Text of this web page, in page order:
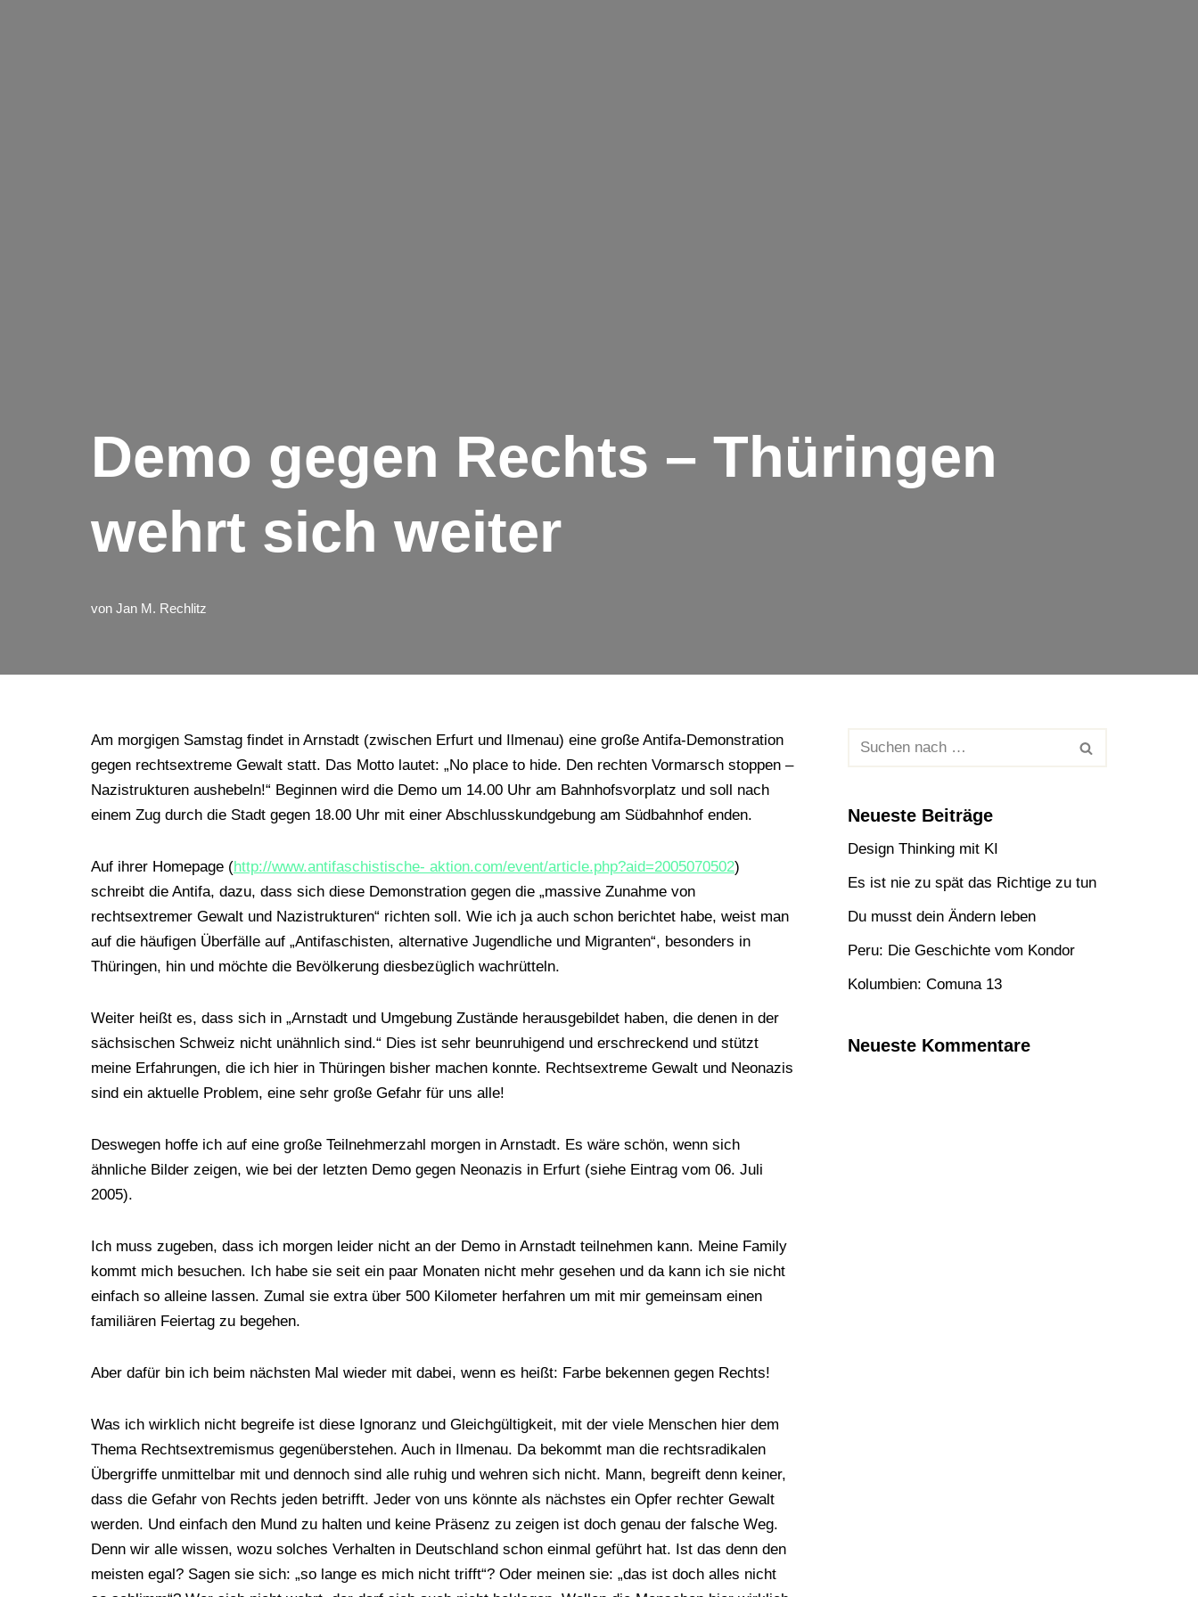
Demo gegen Rechts – Thüringen
wehrt sich weiter
von Jan M. Rechlitz
Am morgigen Samstag findet in Arnstadt (zwischen Erfurt und Ilmenau) eine große Antifa-Demonstration
gegen rechtsextreme Gewalt statt. Das Motto lautet: „No place to hide. Den rechten Vormarsch stoppen –
Nazistrukturen aushebeln!“ Beginnen wird die Demo um 14.00 Uhr am Bahnhofsvorplatz und soll nach
einem Zug durch die Stadt gegen 18.00 Uhr mit einer Abschlusskundgebung am Südbahnhof enden.
Auf ihrer Homepage (http://www.antifaschistische- aktion.com/event/article.php?aid=2005070502)
schreibt die Antifa, dazu, dass sich diese Demonstration gegen die „massive Zunahme von
rechtsextremer Gewalt und Nazistrukturen“ richten soll. Wie ich ja auch schon berichtet habe, weist man
auf die häufigen Überfälle auf „Antifaschisten, alternative Jugendliche und Migranten“, besonders in
Thüringen, hin und möchte die Bevölkerung diesbezüglich wachrütteln.
Weiter heißt es, dass sich in „Arnstadt und Umgebung Zustände herausgebildet haben, die denen in der
sächsischen Schweiz nicht unähnlich sind.“ Dies ist sehr beunruhigend und erschreckend und stützt
meine Erfahrungen, die ich hier in Thüringen bisher machen konnte. Rechtsextreme Gewalt und Neonazis
sind ein aktuelle Problem, eine sehr große Gefahr für uns alle!
Deswegen hoffe ich auf eine große Teilnehmerzahl morgen in Arnstadt. Es wäre schön, wenn sich
ähnliche Bilder zeigen, wie bei der letzten Demo gegen Neonazis in Erfurt (siehe Eintrag vom 06. Juli
2005).
Ich muss zugeben, dass ich morgen leider nicht an der Demo in Arnstadt teilnehmen kann. Meine Family
kommt mich besuchen. Ich habe sie seit ein paar Monaten nicht mehr gesehen und da kann ich sie nicht
einfach so alleine lassen. Zumal sie extra über 500 Kilometer herfahren um mit mir gemeinsam einen
familiären Feiertag zu begehen.
Aber dafür bin ich beim nächsten Mal wieder mit dabei, wenn es heißt: Farbe bekennen gegen Rechts!
Was ich wirklich nicht begreife ist diese Ignoranz und Gleichgültigkeit, mit der viele Menschen hier dem
Thema Rechtsextremismus gegenüberstehen. Auch in Ilmenau. Da bekommt man die rechtsradikalen
Übergriffe unmittelbar mit und dennoch sind alle ruhig und wehren sich nicht. Mann, begreift denn keiner,
dass die Gefahr von Rechts jeden betrifft. Jeder von uns könnte als nächstes ein Opfer rechter Gewalt
werden. Und einfach den Mund zu halten und keine Präsenz zu zeigen ist doch genau der falsche Weg.
Denn wir alle wissen, wozu solches Verhalten in Deutschland schon einmal geführt hat. Ist das denn den
meisten egal? Sagen sie sich: „so lange es mich nicht trifft“? Oder meinen sie: „das ist doch alles nicht
Neueste Beiträge
Design Thinking mit KI
Es ist nie zu spät das Richtige zu tun
Du musst dein Ändern leben
Peru: Die Geschichte vom Kondor
Kolumbien: Comuna 13
Neueste Kommentare